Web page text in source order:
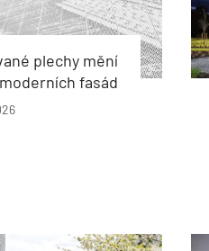
plechy mění
fasád